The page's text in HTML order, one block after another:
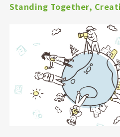
Standing Together,